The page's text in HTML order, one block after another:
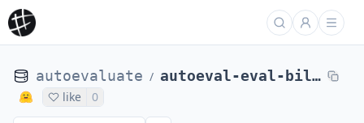
autoevaluate / autoeval-eval-billsum-default-bec98f-32334145010
like 0